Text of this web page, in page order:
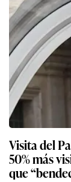
Visita del
50% más
que